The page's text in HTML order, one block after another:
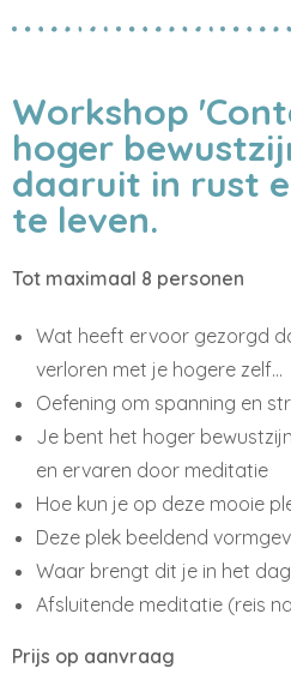
Workshop
hoger
daaruit in rust
te leven.
Tot maximaal 8 personen
Wat heeft ervoor gezorgd
verloren met je hogere zelf…
Oefening om spanning en
Je bent het hoger
en ervaren door meditatie
Hoe kun je op deze mooie
Deze plek beeldend
Waar brengt dit je in het
Afsluitende meditatie (reis
Prijs op aanvraag